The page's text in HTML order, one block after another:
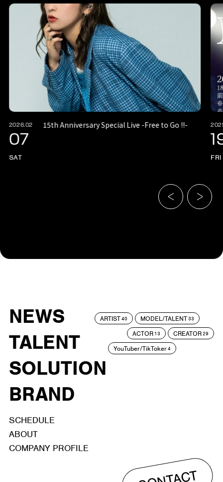
2026.02
07
SAT
15th Anniversary Special Live -Free to Go !!-
FRI
NEWS
TALENT
SOLUTION
BRAND
ARTIST40 MODEL/TALENT33
ACTOR 13 CREATOR29
YouTuber/TikToker4
SCHEDULE
ABOUT
COMPANY PROFILE